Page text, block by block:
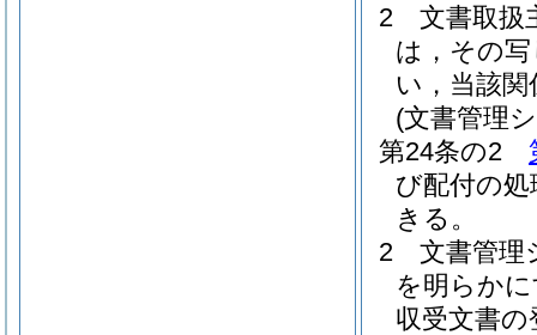
2
文書取扱
は，その
い，当該
(文書管理
第24条の2
び配付の
きる。
2
文書管理
を明らか
収受文書